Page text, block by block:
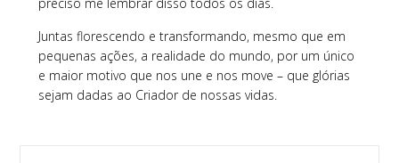
preciso me lembrar disso todos os dias.
Juntas florescendo e transformando, mesmo que em
pequenas ações, a realidade do mundo, por um único
e maior motivo que nos une e nos move – que glórias
sejam dadas ao Criador de nossas vidas.